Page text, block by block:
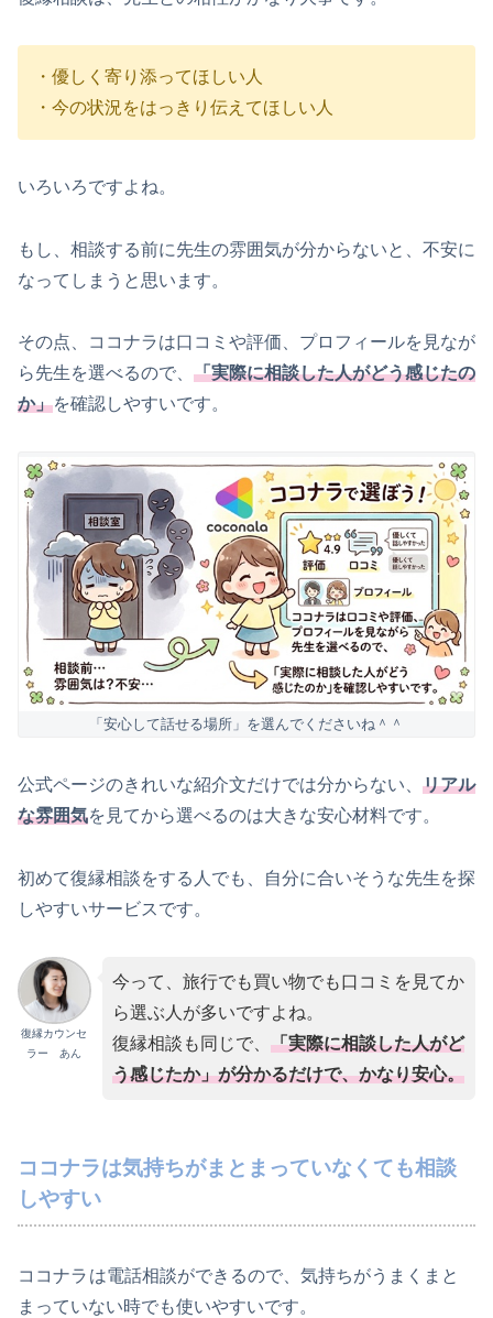
・優しく寄り添ってほしい人
・今の状況をはっきり伝えてほしい人
いろいろですよね。
もし、相談する前に先生の雰囲気が分からないと、不安に
なってしまうと思います。
その点、ココナラは口コミや評価、プロフィールを見なが
ら先生を選べるので、 「実際に相談した人がどう感じたの
か」を確認しやすいです。
「安心して話せる場所」を選んでくださいね＾＾
公式ページのきれいな紹介文だけでは分からない、 リアル
な雰囲気を見てから選べるのは大きな安心材料です。
初めて復縁相談をする人でも、自分に合いそうな先生を探
しやすいサービスです。
復縁カウンセ
ラー あん
今って、旅行でも買い物でも口コミを見てか
ら選ぶ人が多いですよね。
復縁相談も同じで、 「実際に相談した人がど
う感じたか」が分かるだけで、かなり安心。
ココナラは気持ちがまとまっていなくても相談
しやすい
ココナラ は電話相談ができるので、気持ちがうまくまと
まっていない時でも使いやすいです。